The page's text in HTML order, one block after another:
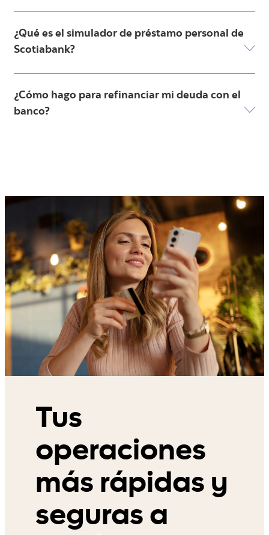
¿Qué es el simulador de préstamo personal de
Scotiabank?
¿Cómo hago para refinanciar mi deuda con el
banco?
Tus
operaciones
más rápidas y
seguras a